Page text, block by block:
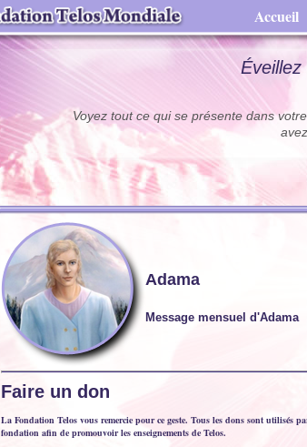
Accueil
Voyez tout ce qui se présente dans
Adama
Message mensuel d'Adama
Faire un don
La Fondation Telos vous remercie pour ce geste. Tous les dons sont utilisés
fondation afin de promouvoir les enseignements de Telos.